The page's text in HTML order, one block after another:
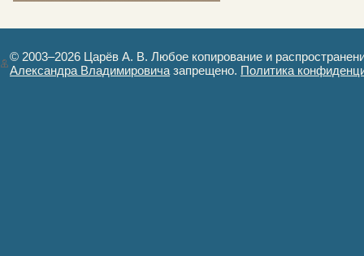
© 2003–2026 Царёв А. В. Любое копирование и
Александра Владимировича запрещено. Политика
Авторизация